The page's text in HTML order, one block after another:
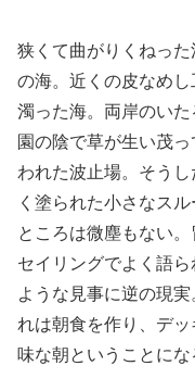
狭くて曲がりくねっ
の海。近くの皮なめ
濁った海。両岸のい
園の陰で草が生い茂
われた波止場。そう
く塗られた小さなス
ところは微塵もない
セイリングでよく語
ような見事に逆の現
れは朝食を作り、デ
味な朝ということに